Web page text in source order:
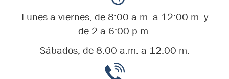
Lunes a viernes, de 8:00 a.m. a 12:00 m. y
de 2 a 6:00 p.m.
Sábados, de 8:00 a.m. a 12:00 m.